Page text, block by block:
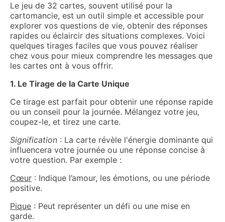
Le jeu de 32 cartes, souvent utilisé pour la
cartomancie, est un outil simple et accessible pour
explorer vos questions de vie, obtenir des réponses
rapides ou éclaircir des situations complexes. Voici
quelques tirages faciles que vous pouvez réaliser
chez vous pour mieux comprendre les messages que
les cartes ont à vous offrir.
1. Le Tirage de la Carte Unique
Ce tirage est parfait pour obtenir une réponse rapide
ou un conseil pour la journée. Mélangez votre jeu,
coupez-le, et tirez une carte.
Signification : La carte révèle l'énergie dominante qui
influencera votre journée ou une réponse concise à
votre question. Par exemple :
Cœur : Indique l’amour, les émotions, ou une période
positive.
Pique : Peut représenter un défi ou une mise en
garde.